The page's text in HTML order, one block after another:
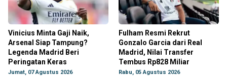
Vinicius Minta Gaji Naik,
Arsenal Siap Tampung?
Legenda Madrid Beri
Peringatan Keras
Jumat, 07 Agustus 2026
Fulham Resmi Rekrut
Gonzalo Garcia dari Real
Madrid, Nilai Transfer
Tembus Rp828 Miliar
Rabu, 05 Agustus 2026